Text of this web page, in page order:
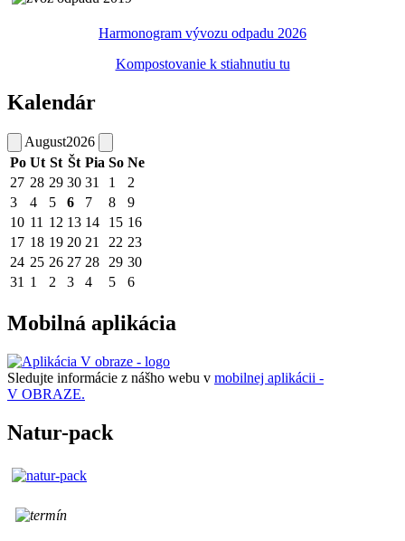
Harmonogram vývozu odpadu 2026
Kompostovanie k stiahnutiu tu
Kalendár
August2026
Po Ut St Št Pia So Ne
27 28 29 30 31 1
2
3
4 5 6 7 8
9
10 11 12 13 14 15 16
17 18 19 20 21 22 23
24 25 26 27 28 29 30
31 1 2 3 4 5 6
Mobilná aplikácia
Sledujte informácie z nášho webu v mobilnej aplikácii -
V OBRAZE.
Natur-pack